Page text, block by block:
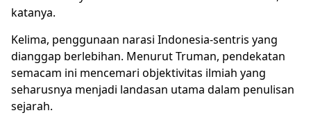
katanya.
Kelima, penggunaan narasi Indonesia-sentris yang
dianggap berlebihan. Menurut Truman, pendekatan
semacam ini mencemari objektivitas ilmiah yang
seharusnya menjadi landasan utama dalam penulisan
sejarah.